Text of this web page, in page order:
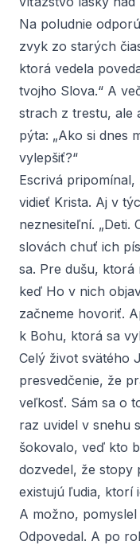
Na poludnie
zvyk zo starých
ktorá vedela
tvojho Slova.“ A
strach z trestu, ale
pýta: „Ako si dnes
vylepšiť?“
Escrivá
vidieť Krista. Aj v
neznesiteľní. „Deti.
slovách chuť ich
sa. Pre dušu, ktorá
keď Ho v nich
začneme hovoriť.
k Bohu, ktorá sa
Celý život svätého
presvedčenie, že
veľkosť. Sám sa o
raz uvidel v snehu
šokovalo, veď kto
dozvedel, že stopy
existujú ľudia, ktorí
A možno,
Odpovedal. A po